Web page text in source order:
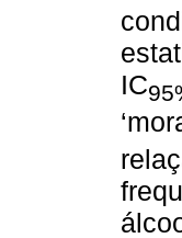
IC